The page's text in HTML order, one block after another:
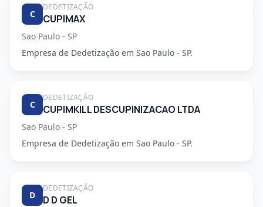
C
DEDETIZAÇÃO
CUPIMAX
Sao Paulo - SP
Empresa de Dedetização em Sao Paulo - SP.
C
DEDETIZAÇÃO
CUPIMKILL DESCUPINIZACAO LTDA
Sao Paulo - SP
Empresa de Dedetização em Sao Paulo - SP.
D
DEDETIZAÇÃO
D D GEL